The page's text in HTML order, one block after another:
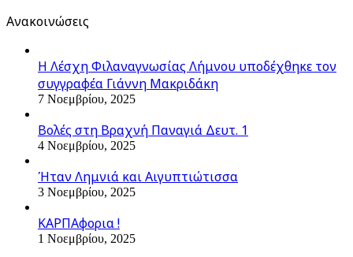
Ανακοινώσεις
Η Λέσχη Φιλαναγνωσίας Λήμνου υποδέχθηκε τον
συγγραφέα Γιάννη Μακριδάκη
7 Νοεμβρίου, 2025
Βολές στη Βραχνή Παναγιά Δευτ. 1
4 Νοεμβρίου, 2025
Ήταν Λημνιά και Αιγυπτιώτισσα
3 Νοεμβρίου, 2025
ΚΑΡΠΑφορια !
1 Νοεμβρίου, 2025